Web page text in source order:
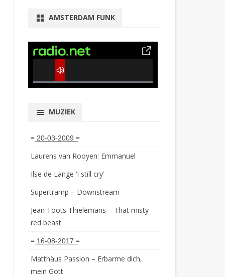
AMSTERDAM FUNK
0% Complete
MUZIEK
= ͟2͟0͟-͟0͟3͟-͟2͟0͟0͟9͟ =
Laurens van Rooyen: Emmanuel
Ilse de Lange ‘I still cry’
Supertramp – Downstream
Jean Toots Thielemans – That misty
red beast
= ͟1͟6͟-͟0͟8͟-͟2͟0͟1͟7͟ =
Matthäus Passion – Erbarme dich,
mein Gott